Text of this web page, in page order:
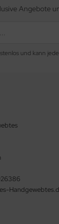
Angebote
und kann